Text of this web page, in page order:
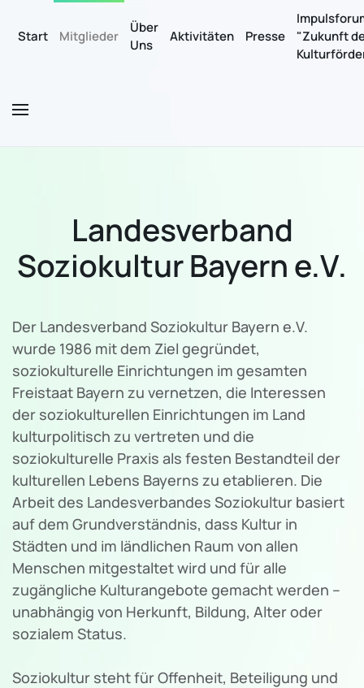
Zum Hauptinhalt springen
Start Mitglieder
Über
Uns
Aktivitäten Presse
"Zukunft
Landesverband
Soziokultur Bayern e.V.
Der Landesverband Soziokultur Bayern e.V.
wurde 1986 mit dem Ziel gegründet,
soziokulturelle Einrichtungen im gesamten
Freistaat Bayern zu vernetzen, die Interessen
der soziokulturellen Einrichtungen im Land
kulturpolitisch zu vertreten und die
soziokulturelle Praxis als festen Bestandteil der
kulturellen Lebens Bayerns zu etablieren. Die
Arbeit des Landesverbandes Soziokultur basiert
auf dem Grundverständnis, dass Kultur in
Städten und im ländlichen Raum von allen
Menschen mitgestaltet wird und für alle
zugängliche Kulturangebote gemacht werden –
unabhängig von Herkunft, Bildung, Alter oder
sozialem Status.
Soziokultur steht für Offenheit, Beteiligung und